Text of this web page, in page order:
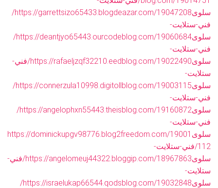
سلوى
https://garrettsizo65433.blogdeazar.com/19047208/
فني-ستلايت-
سلوى
https://deantjyo65443.ourcodeblog.com/19060684/
فني-ستلايت-
سلوى
https://rafaeljzqf32210.eedblog.com/19022490/فني-
ستلايت-
سلوى
https://connerzula10998.digitollblog.com/19003115/
فني-ستلايت-
سلوى
https://angelophxn55443.theisblog.com/19160872/
فني-ستلايت-
سلوى https://dominickupgv98776.blog2freedom.com/19001
112/فني-ستلايت-
سلوى
https://angelomeuj44322.bloggip.com/18967863/فني-
ستلايت-
سلوى
https://israelukap66544.qodsblog.com/19032848/